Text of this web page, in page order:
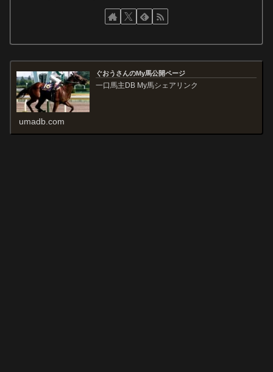
ぐおうさんのMy馬公開ページ
一口馬主DB My馬シェアリンク
umadb.com